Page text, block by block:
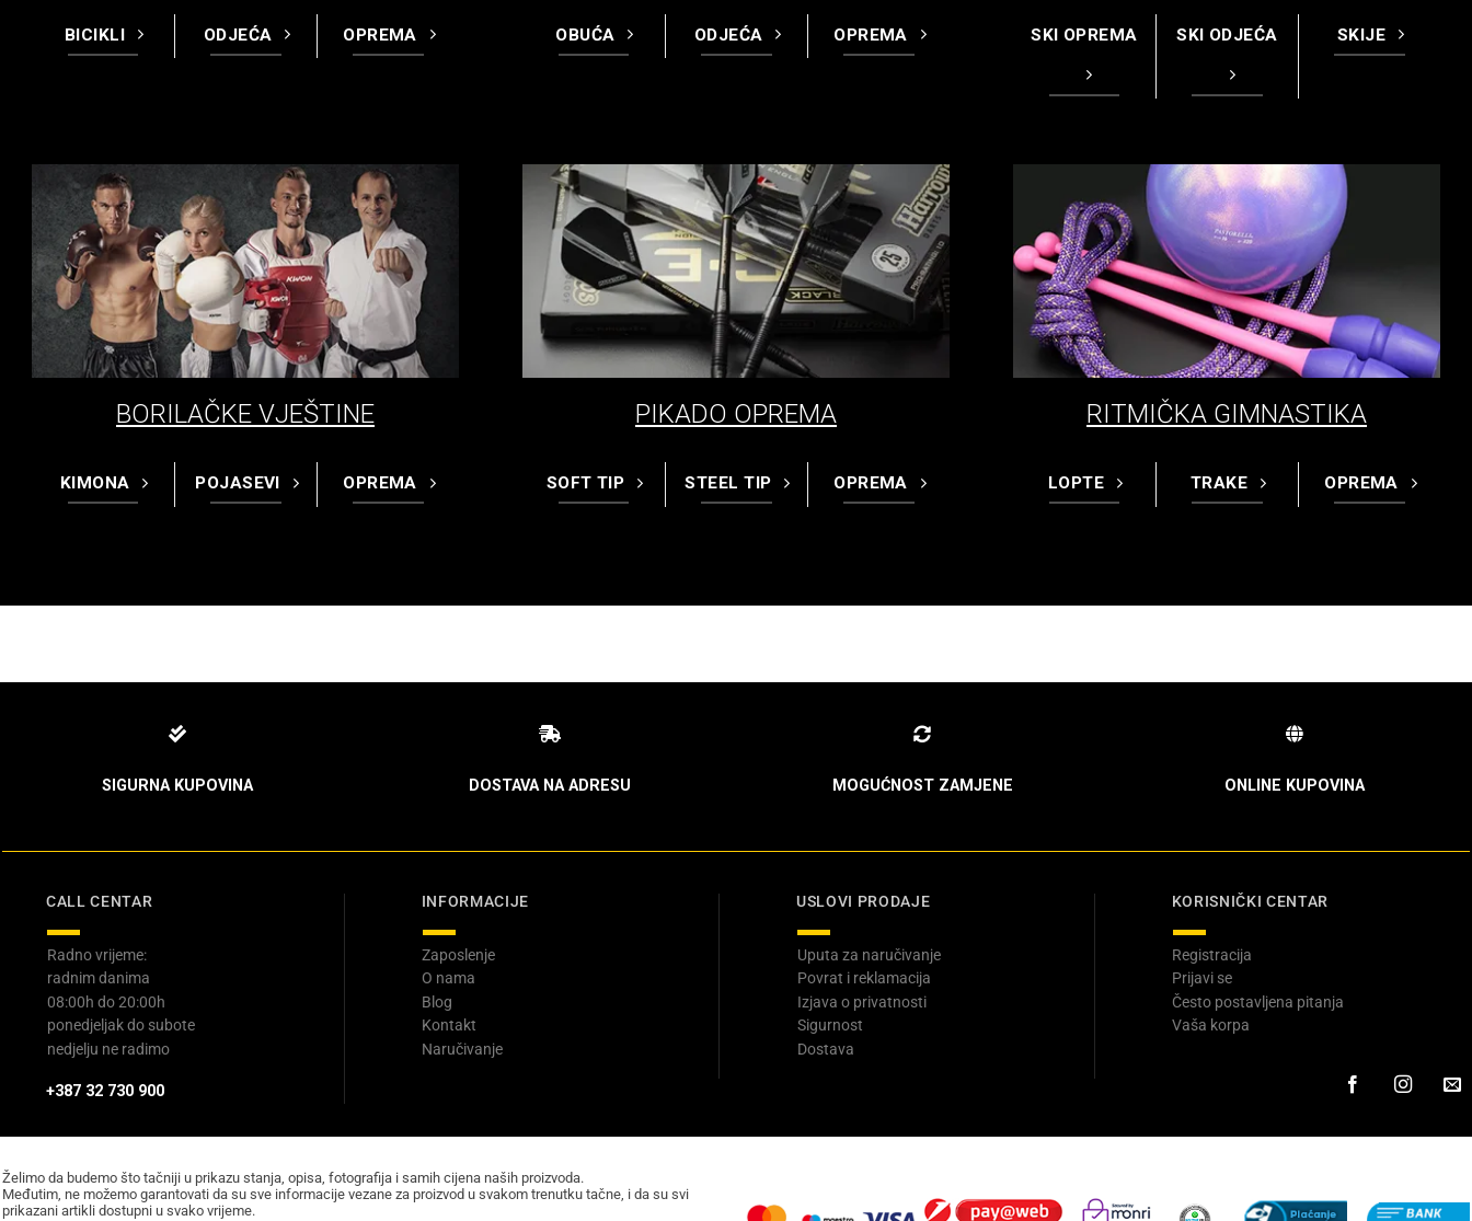
BICIKLI ODJEĆA OPREMA OBUĆA ODJEĆA OPREMA SKI OPREMA SKI ODJEĆA SKIJE
BORILAČKE VJEŠTINE
KIMONA POJASEVI OPREMA
PIKADO OPREMA
SOFT TIP STEEL TIP OPREMA
RITMIČKA GIMNASTIKA
LOPTE TRAKE OPREMA
SIGURNA KUPOVINA DOSTAVA NA ADRESU MOGUĆNOST ZAMJENE ONLINE KUPOVINA
CALL CENTAR
Radno vrijeme:
radnim danima
08:00h do 20:00h
ponedjeljak do subote
nedjelju ne radimo
+387 32 730 900
INFORMACIJE
Zaposlenje
O nama
Blog
Kontakt
Naručivanje
USLOVI PRODAJE
Uputa za naručivanje
Povrat i reklamacija
Izjava o privatnosti
Sigurnost
Dostava
KORISNIČKI CENTAR
Registracija
Prijavi se
Često postavljena pitanja
Vaša korpa
Želimo da budemo što tačniji u prikazu stanja, opisa, fotografija i samih cijena naših proizvoda.
Međutim, ne možemo garantovati da su sve informacije vezane za proizvod u svakom trenutku tačne, i da su svi
prikazani artikli dostupni u svako vrijeme.